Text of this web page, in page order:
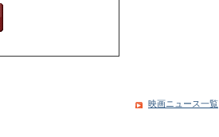
映画ニュース一覧